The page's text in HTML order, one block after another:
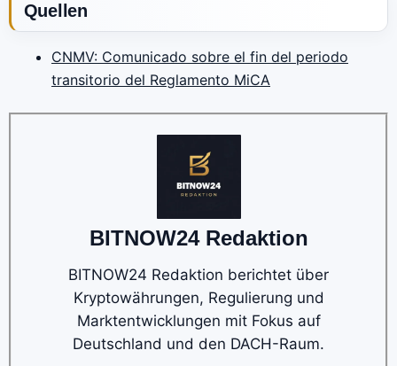
Quellen
CNMV: Comunicado sobre el fin del periodo
transitorio del Reglamento MiCA
BITNOW24 Redaktion
BITNOW24 Redaktion berichtet über
Kryptowährungen, Regulierung und
Marktentwicklungen mit Fokus auf
Deutschland und den DACH-Raum.